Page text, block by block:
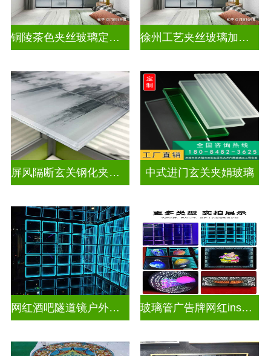
铜陵茶色夹丝玻璃定制电话 徐州工艺夹丝玻璃加工企业
屏风隔断玄关钢化夹胶艺术玻璃 中式进门玄关夹娟玻璃
网红酒吧隧道镜户外门头招牌深渊镜千层镜 玻璃管广告牌网红ins灯带造型装饰千层镜深渊镜